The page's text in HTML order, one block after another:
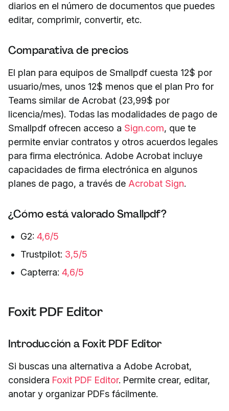
diarios en el número de documentos que puedes
editar, comprimir, convertir, etc.
Comparativa de precios
El plan para equipos de Smallpdf cuesta 12$ por
usuario/mes, unos 12$ menos que el plan Pro for
Teams similar de Acrobat (23,99$ por
licencia/mes). Todas las modalidades de pago de
Smallpdf ofrecen acceso a Sign.com, que te
permite enviar contratos y otros acuerdos legales
para firma electrónica. Adobe Acrobat incluye
capacidades de firma electrónica en algunos
planes de pago, a través de Acrobat Sign.
¿Cómo está valorado Smallpdf?
G2: 4,6/5
Trustpilot: 3,5/5
Capterra: 4,6/5
Foxit PDF Editor
Introducción a Foxit PDF Editor
Si buscas una alternativa a Adobe Acrobat,
considera Foxit PDF Editor. Permite crear, editar,
anotar y organizar PDFs fácilmente.